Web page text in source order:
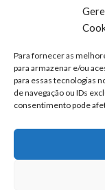
Para fornecer as
para armazenar e/ou
para essas tecnologias
de navegação ou IDs
consentimento pode